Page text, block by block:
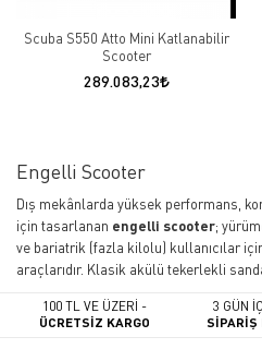
Scuba S550 Atto Mini Katlanabilir
Scooter
289.083,23
Engelli Scooter
Dış mekânlarda yüksek performans,
için tasarlanan engelli scooter;
ve bariatrik (fazla kilolu) kullanıcılar
araçlarıdır. Klasik akülü tekerlekli
sarsıntılarını emen gelişmiş
100 TL VE ÜZERİ -
ÜCRETSİZ KARGO
3 GÜN
SİPARİŞ